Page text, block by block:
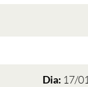
Dia: 17/